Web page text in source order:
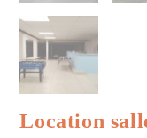
Location